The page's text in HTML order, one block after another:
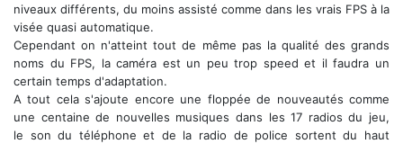
niveaux différents, du moins assisté comme dans les vrais FPS à la
visée quasi automatique.
Cependant on n'atteint tout de même pas la qualité des grands
noms du FPS, la caméra est un peu trop speed et il faudra un
certain temps d'adaptation.
A tout cela s'ajoute encore une floppée de nouveautés comme
une centaine de nouvelles musiques dans les 17 radios du jeu,
le son du téléphone et de la radio de police sortent du haut